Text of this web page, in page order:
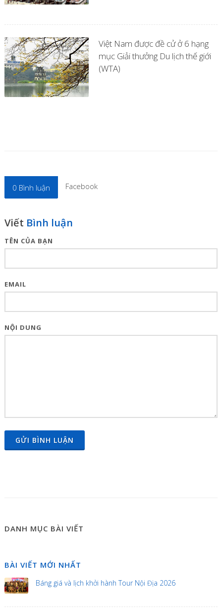
Việt Nam được đề cử ở 6 hạng
mục Giải thưởng Du lịch thế giới
(WTA)
0 Bình luận Facebook
Viết Bình luận
TÊN CỦA BẠN
EMAIL
NỘI DUNG
GỬI BÌNH LUẬN
DANH MỤC BÀI VIẾT
BÀI VIẾT MỚI NHẤT
Báng giá và lịch khởi hành Tour Nội Địa 2026